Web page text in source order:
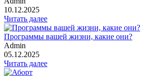
10.12.2025
Читать далее
Программы вашей жизни, какие они?
Admin
05.12.2025
Читать далее